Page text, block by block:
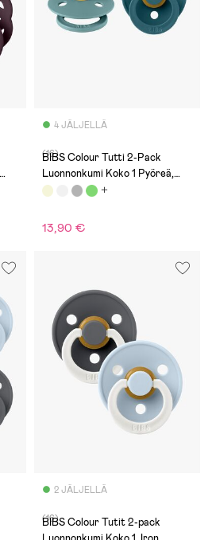
4 JÄLJELLÄ
(16)
BIBS Colour Tutti 2-Pack
Luonnonkumi Koko 1 Pyöreä,
Island Sea/Forest Lake
13,90 €
2 JÄLJELLÄ
(16)
BIBS Colour Tutit 2-pack